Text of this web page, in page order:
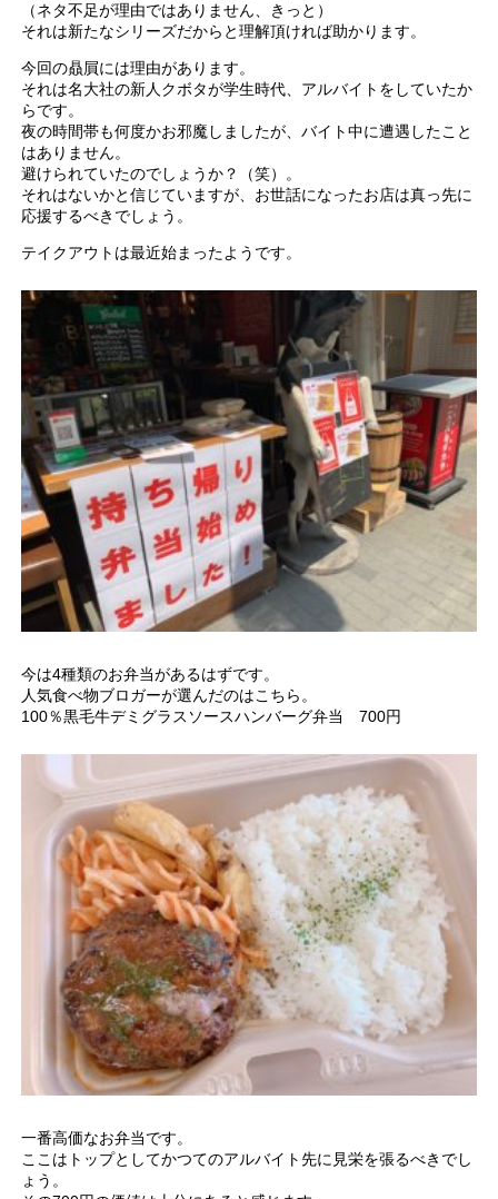
（ネタ不足が理由ではありません、きっと）
それは新たなシリーズだからと理解頂ければ助かります。
今回の贔屓には理由があります。
それは名大社の新人クボタが学生時代、アルバイトをしていたか
らです。
夜の時間帯も何度かお邪魔しましたが、バイト中に遭遇したこと
はありません。
避けられていたのでしょうか？（笑）。
それはないかと信じていますが、お世話になったお店は真っ先に
応援するべきでしょう。
テイクアウトは最近始まったようです。
今は4種類のお弁当があるはずです。
人気食べ物ブロガーが選んだのはこちら。
100％黒毛牛デミグラスソースハンバーグ弁当 700円
一番高価なお弁当です。
ここはトップとしてかつてのアルバイト先に見栄を張るべきでし
ょう。